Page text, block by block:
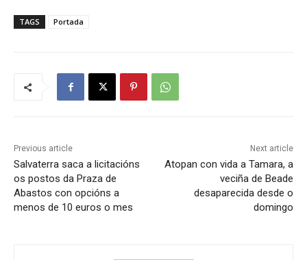
TAGS Portada
Previous article
Salvaterra saca a licitacións
os postos da Praza de
Abastos con opcións a
menos de 10 euros o mes
Next article
Atopan con vida a Tamara, a
veciña de Beade
desaparecida desde o
domingo